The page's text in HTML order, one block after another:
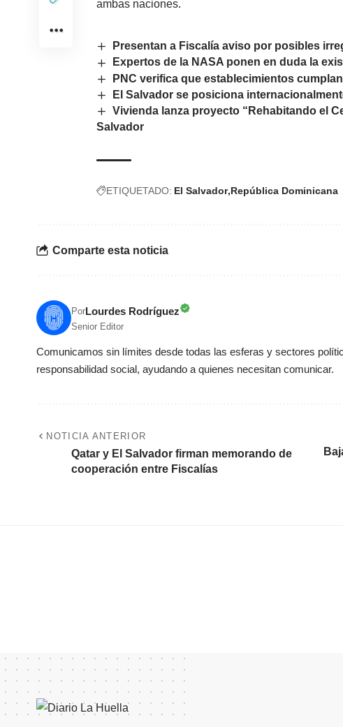
ambas naciones.
Presentan a Fiscalía aviso por posibles
Expertos de la NASA ponen en duda la
PNC verifica que establecimientos
El Salvador se posiciona
Vivienda lanza proyecto “Rehabitando el
Salvador
ETIQUETADO: El Salvador República Dominicana
Comparte esta noticia
PorLourdes Rodríguez
Senior Editor
Comunicamos sin límites desde todas las esferas y sectores
responsabilidad social, ayudando a quienes necesitan comunicar.
NOTICIA ANTERIOR
Qatar y El Salvador firman memorando de
cooperación entre Fiscalías